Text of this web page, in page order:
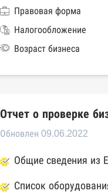
Правовая форма
Налогообложение
Возраст бизнеса
Отчет о проверке
Обновлен 09.06.2022
Общие сведения из
Список